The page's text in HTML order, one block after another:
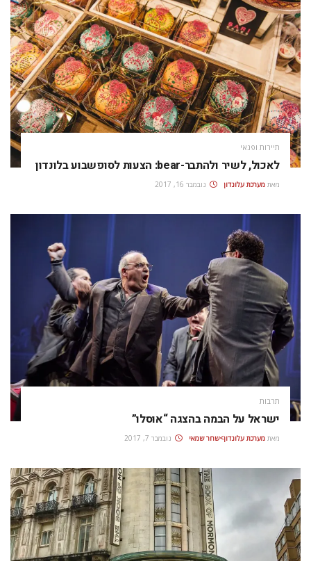
תיירות ופנאי
לאכול, לשיר ולהתבר-bear: הצעות לסופשבוע בלונדון
מאת מערכת עלונדון נובמבר 16, 2017
תרבות
ישראל על הבמה בהצגה “אוסלו”
מאת מערכת עלונדון>שחר שמאי נובמבר 7, 2017